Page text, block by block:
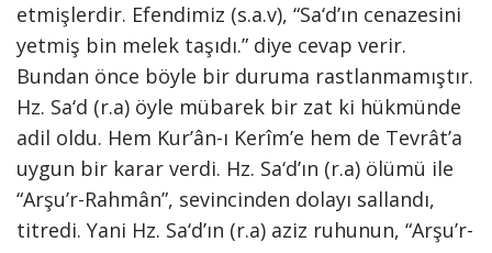
etmişlerdir. Efendimiz (s.a.v), “Sa‘d’ın cenazesini
yetmiş bin melek taşıdı.” diye cevap verir.
Bundan önce böyle bir duruma rastlanmamıştır.
Hz. Sa‘d (r.a) öyle mübarek bir zat ki hükmünde
adil oldu. Hem Kur’ân-ı Kerîm’e hem de Tevrât’a
uygun bir karar verdi. Hz. Sa‘d’ın (r.a) ölümü ile
“Arşu’r-Rahmân”, sevincinden dolayı sallandı,
titredi. Yani Hz. Sa‘d’ın (r.a) aziz ruhunun, “Arşu’r-